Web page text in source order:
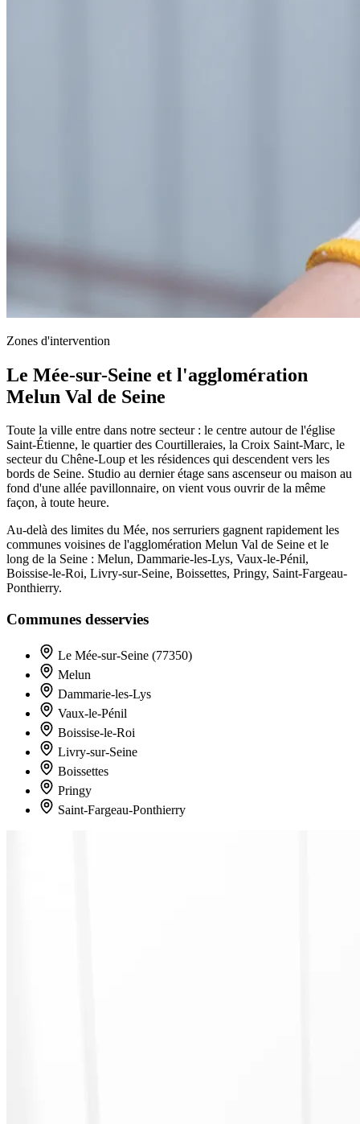
Zones d'intervention
Le Mée-sur-Seine et l'agglomération
Melun Val de Seine
Toute la ville entre dans notre secteur : le centre autour de l'église
Saint-Étienne, le quartier des Courtilleraies, la Croix Saint-Marc, le
secteur du Chêne-Loup et les résidences qui descendent vers les
bords de Seine. Studio au dernier étage sans ascenseur ou maison au
fond d'une allée pavillonnaire, on vient vous ouvrir de la même
façon, à toute heure.
Au-delà des limites du Mée, nos serruriers gagnent rapidement les
communes voisines de l'agglomération Melun Val de Seine et le
long de la Seine : Melun, Dammarie-les-Lys, Vaux-le-Pénil,
Boissise-le-Roi, Livry-sur-Seine, Boissettes, Pringy, Saint-Fargeau-
Ponthierry.
Communes desservies
Le Mée-sur-Seine (77350)
Melun
Dammarie-les-Lys
Vaux-le-Pénil
Boissise-le-Roi
Livry-sur-Seine
Boissettes
Pringy
Saint-Fargeau-Ponthierry